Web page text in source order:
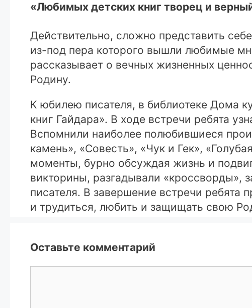
«Любимых детских книг творец и
Действительно, сложно представить
из-под пера которого вышли любимые
рассказывает о вечных жизненных
Родину.
К юбилею писателя, в библиотеке Дома
книг Гайдара». В ходе встречи ребята
Вспомнили наиболее полюбившиеся
камень», «Совесть», «Чук и Гек»,
моменты, бурно обсуждая жизнь и
викторины, разгадывали «кроссворды»,
писателя. В завершение встречи ребята
и трудиться, любить и защищать свою
Оставьте комментарий